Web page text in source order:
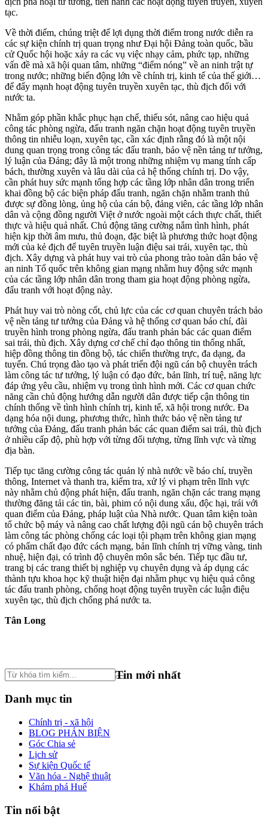
tạc.
Về thời điểm, chúng triệt để lợi dụng thời điểm trong nước diễn ra
các sự kiện chính trị quan trọng như Đại hội Đảng toàn quốc, bầu
cử Quốc hội hoặc xảy ra các vụ việc nhạy cảm, phức tạp, những
vấn đề mà xã hội quan tâm, những “điểm nóng” về an ninh trật tự
trong nước; những biến động lớn về chính trị, kinh tế của thế giới…
để đẩy mạnh hoạt động tuyên truyền xuyên tạc, thù địch đối với
nước ta.
Nhằm góp phần khắc phục hạn chế, thiếu sót, nâng cao hiệu quả
công tác phòng ngừa, đấu tranh ngăn chặn hoạt động tuyên truyền
thông tin nhiễu loạn, xuyên tạc, cần xác định rằng đó là một nội
dung quan trọng trong công tác đấu tranh, bảo vệ nền tảng tư tưởng,
lý luận của Đảng; đây là một trong những nhiệm vụ mang tính cấp
bách, thường xuyên và lâu dài của cả hệ thống chính trị. Do vậy,
cần phát huy sức mạnh tổng hợp các tầng lớp nhân dân trong triển
khai đồng bộ các biện pháp đấu tranh, ngăn chặn nhằm tranh thủ
được sự đồng lòng, ủng hộ của cán bộ, đảng viên, các tầng lớp nhân
dân và cộng đồng người Việt ở nước ngoài một cách thực chất, thiết
thực và hiệu quả nhất. Chủ động tăng cường nắm tình hình, phát
hiện kịp thời âm mưu, thủ đoạn, đặc biệt là phương thức hoạt động
mới của kẻ địch để tuyên truyền luận điệu sai trái, xuyên tạc, thù
địch. Xây dựng và phát huy vai trò của phong trào toàn dân bảo vệ
an ninh Tổ quốc trên không gian mạng nhằm huy động sức mạnh
của các tầng lớp nhân dân trong tham gia hoạt động phòng ngừa,
đấu tranh với hoạt động này.
Phát huy vai trò nòng cốt, chủ lực của các cơ quan chuyên trách bảo
vệ nền tảng tư tưởng của Đảng và hệ thống cơ quan báo chí, đài
truyền hình trong phòng ngừa, đấu tranh phản bác các quan điểm
sai trái, thù địch. Xây dựng cơ chế chỉ đạo thông tin thống nhất,
hiệp đồng thông tin đồng bộ, tác chiến thường trực, đa dạng, đa
tuyến. Chú trọng đào tạo và phát triển đội ngũ cán bộ chuyên trách
làm công tác tư tưởng, lý luận có đạo đức, bản lĩnh, trí tuệ, năng lực
đáp ứng yêu cầu, nhiệm vụ trong tình hình mới. Các cơ quan chức
năng cần chủ động hướng dẫn người dân được tiếp cận thông tin
chính thống về tình hình chính trị, kinh tế, xã hội trong nước. Đa
dạng hóa nội dung, phương thức, hình thức bảo vệ nền tảng tư
tưởng của Đảng, đấu tranh phản bác các quan điểm sai trái, thù địch
ở nhiều cấp độ, phù hợp với từng đối tượng, từng lĩnh vực và từng
địa bàn.
Tiếp tục tăng cường công tác quản lý nhà nước về báo chí, truyền
thông, Internet và thanh tra, kiểm tra, xử lý vi phạm trên lĩnh vực
này nhằm chủ động phát hiện, đấu tranh, ngăn chặn các trang mạng
thường đăng tải các tin, bài, phim có nội dung xấu, độc hại, trái với
quan điểm của Đảng, pháp luật của Nhà nước. Quan tâm kiện toàn
tổ chức bộ máy và nâng cao chất lượng đội ngũ cán bộ chuyên trách
làm công tác phòng chống các loại tội phạm trên không gian mạng
có phẩm chất đạo đức cách mạng, bản lĩnh chính trị vững vàng, tinh
nhuệ, hiện đại, có trình độ chuyên môn sắc bén. Tiếp tục đầu tư,
trang bị các trang thiết bị nghiệp vụ chuyên dụng và áp dụng các
thành tựu khoa học kỹ thuật hiện đại nhằm phục vụ hiệu quả công
tác đấu tranh phòng, chống hoạt động tuyên truyền các luận điệu
xuyên tạc, thù địch chống phá nước ta.
Tân Long
Tin mới nhất
Danh mục tin
Chính trị - xã hội
BLOG PHẢN BIỆN
Góc Chia sẻ
Lịch sử
Sự kiện Quốc tế
Văn hóa - Nghệ thuật
Khám phá Huế
Tin nổi bật